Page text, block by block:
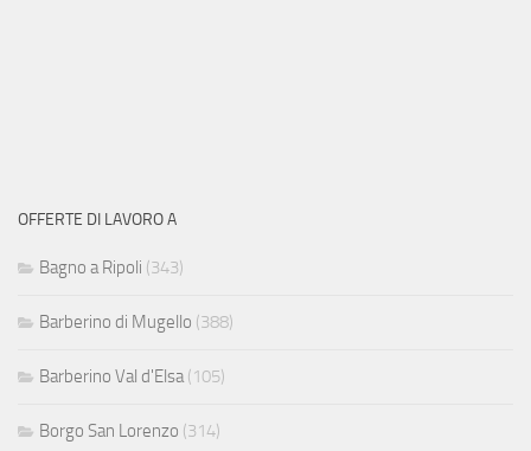
OFFERTE DI LAVORO A
Bagno a Ripoli (343)
Barberino di Mugello (388)
Barberino Val d'Elsa(105)
Borgo San Lorenzo (314)